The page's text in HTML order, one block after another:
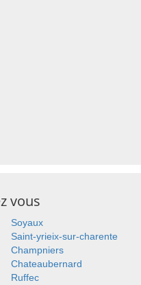
vous
Soyaux
Saint-yrieix-sur-charente
Champniers
Chateaubernard
Ruffec